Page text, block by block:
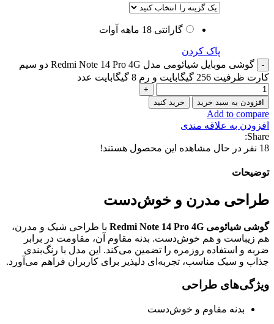
گارانتی 18 ماهه آوات
پاک کردن
گوشی موبایل شیائومی مدل Redmi Note 14 Pro 4G دو سیم
کارت ظرفیت 256 گیگابایت و رم 8 گیگابایت عدد
افزودن به سبد خرید خرید کنید
Add to compare
افزودن به علاقه مندی
Share:
18 نفر در حال مشاهده این محصول هستند!
توضیحات
طراحی مدرن و خوش‌دست
گوشی شیائومی Redmi Note 14 Pro 4G
با طراحی شیک و مدرن،
هم زیباست و هم خوش‌دست. بدنه مقاوم آن، مقاومت در برابر
ضربه و استفاده روزمره را تضمین می‌کند. این مدل با رنگ‌بندی
جذاب و سبک مناسب، تجربه‌ای دلپذیر برای کاربران فراهم می‌آورد.
ویژگی‌های طراحی
بدنه مقاوم و خوش‌دست